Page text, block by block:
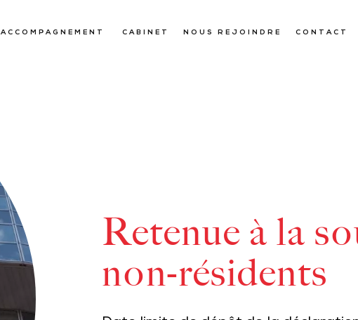
ACCOMPAGNEMENT CABINET NOUS REJOINDRE CONTACT
Retenue à la
non-résidents